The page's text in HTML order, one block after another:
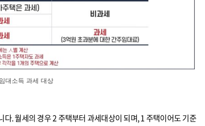
대소득 과세 대상
. 월세의 경우 2 주택부터 과세대상이 되며, 1 주택이어도 기준